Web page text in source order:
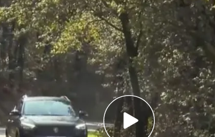
un coche eléctrico entre todos "para
particulares"
través de placas fotovoltaicas también
Ecoembes destaca el esfuerzo de las
sostenibles